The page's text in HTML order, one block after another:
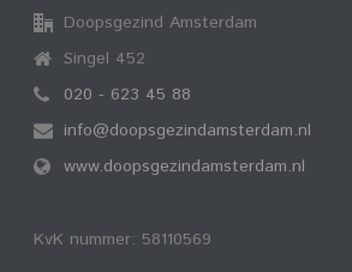
Doopsgezind Amsterdam
Singel 452
020 - 623 45 88
info@doopsgezindamsterdam.nl
www.doopsgezindamsterdam.nl
KvK nummer: 58110569